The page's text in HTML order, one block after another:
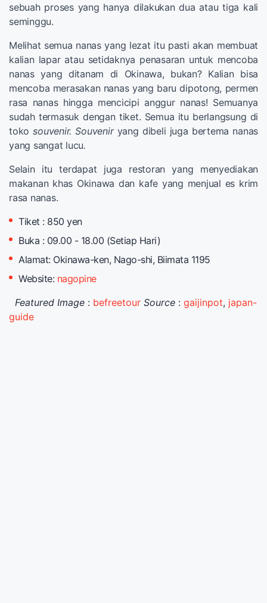
sebuah proses yang hanya dilakukan dua atau tiga kali
seminggu.
Melihat semua nanas yang lezat itu pasti akan membuat
kalian lapar atau setidaknya penasaran untuk mencoba
nanas yang ditanam di Okinawa, bukan? Kalian bisa
mencoba merasakan nanas yang baru dipotong, permen
rasa nanas hingga mencicipi anggur nanas! Semuanya
sudah termasuk dengan tiket. Semua itu berlangsung di
tokosouvenir. Souveniryang dibeli juga bertema nanas
yang sangat lucu.
Selain itu terdapat juga restoran yang menyediakan
makanan khas Okinawa dan kafe yang menjual es krim
rasa nanas.
Tiket : 850 yen
Buka : 09.00 - 18.00 (Setiap Hari)
Alamat: Okinawa-ken, Nago-shi, Biimata 1195
Website: nagopine
Featured Image : befreetour Source : gaijinpot, japan-
guide